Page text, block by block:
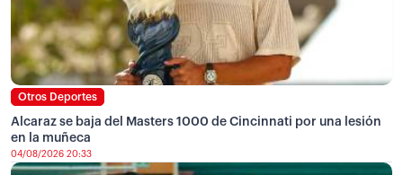
Otros Deportes
Alcaraz se baja del Masters 1000 de Cincinnati por una lesión
en la muñeca
04/08/2026 20:33